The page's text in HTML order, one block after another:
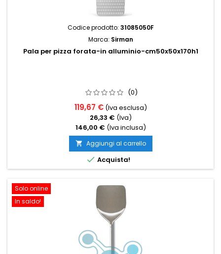
Codice prodotto: 31085050F
Marca: Sirman
Pala per pizza forata-in alluminio-cm50x50x170h1
(0)
119,67 € (Iva esclusa)
26,33 € (Iva)
146,00 € (Iva inclusa)
 Aggiungi al carrello
 Acquista!
Solo online
In saldo!